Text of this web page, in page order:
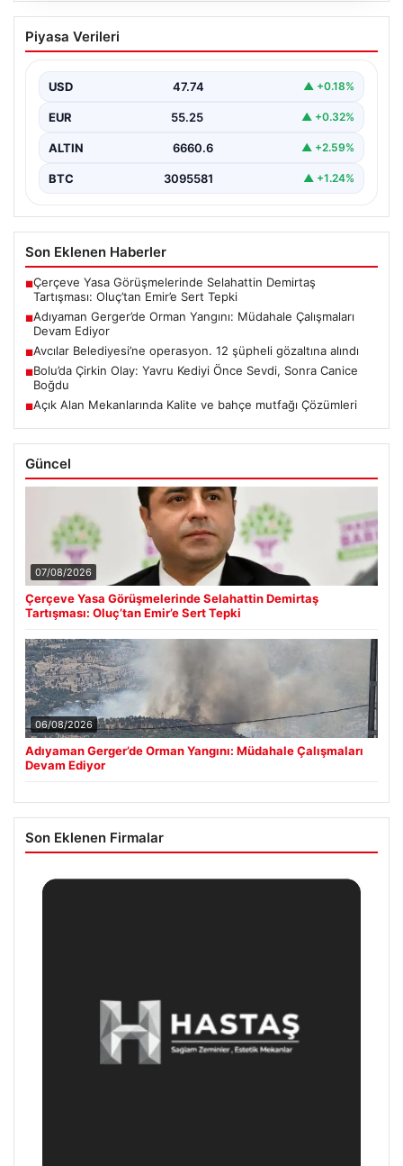
Adıyaman Gerger’de Orman Yangını:
Müdahale Çalışmaları Devam Ediyor
ediyor. Çobanpınar ile Kütüklü köyleri arasında bulunan
geniş…
Piyasa Verileri
USD 47.74 ▲ +0.18%
EUR 55.25 ▲ +0.32%
ALTIN 6660.6 ▲ +2.59%
BTC 3095581 ▲ +1.24%
Son Eklenen Haberler
■Çerçeve Yasa Görüşmelerinde Selahattin Demirtaş
Tartışması: Oluç’tan Emir’e Sert Tepki
■Adıyaman Gerger’de Orman Yangını: Müdahale Çalışmaları
Devam Ediyor
■Avcılar Belediyesi’ne operasyon. 12 şüpheli gözaltına alındı
■Bolu’da Çirkin Olay: Yavru Kediyi Önce Sevdi, Sonra Canice
Boğdu
■Açık Alan Mekanlarında Kalite ve bahçe mutfağı Çözümleri
Güncel
07/08/2026
Çerçeve Yasa Görüşmelerinde Selahattin Demirtaş
Tartışması: Oluç’tan Emir’e Sert Tepki
06/08/2026
Adıyaman Gerger’de Orman Yangını: Müdahale Çalışmaları
Devam Ediyor
Son Eklenen Firmalar